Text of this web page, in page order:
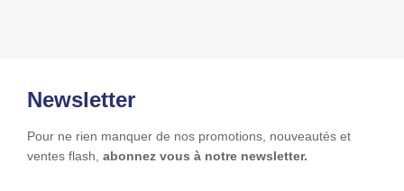
Newsletter
Pour ne rien manquer de nos promotions, nouveautés et
ventes flash, abonnez vous à notre newsletter.